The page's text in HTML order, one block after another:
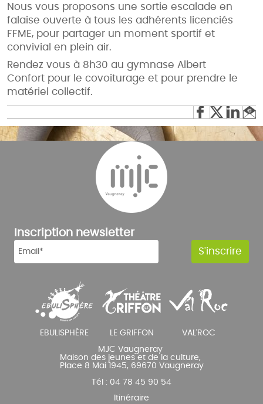
Nous vous proposons une sortie escalade en
falaise ouverte à tous les adhérents licenciés
FFME, pour partager un moment sportif et
convivial en plein air.
Rendez vous à 8h30 au gymnase Albert
Confort pour le covoiturage et pour prendre le
matériel collectif.
Inscription newsletter
MJC Vaugneray
Maison des jeunes et de la culture,
Place 8 Mai 1945, 69670 Vaugneray
Tél : 04 78 45 90 54
Itinéraire